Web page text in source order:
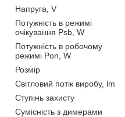
Напруга, V
Потужність в режимі
очікування Psb, W
Потужність в робочому
режимі Pon, W
Розмір
Світловий потік виробу, lm
Ступінь захисту
Сумісність з димерами